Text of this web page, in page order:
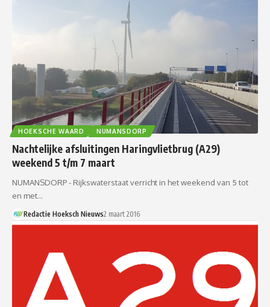
HOEKSCHE WAARD NUMANSDORP
Nachtelijke afsluitingen Haringvlietbrug (A29)
weekend 5 t/m 7 maart
NUMANSDORP - Rijkswaterstaat verricht in het weekend van 5 tot
en met…
Redactie Hoeksch Nieuws2 maart 2016